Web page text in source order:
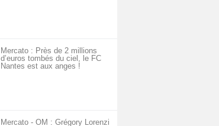
Mercato : Près de 2 millions
d’euros tombés du ciel, le FC
Nantes est aux anges !
Mercato - OM : Grégory Lorenzi